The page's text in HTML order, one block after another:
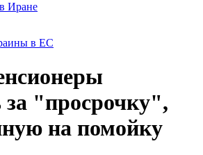
Иране
в ЕС
за "просрочку",
на помойку